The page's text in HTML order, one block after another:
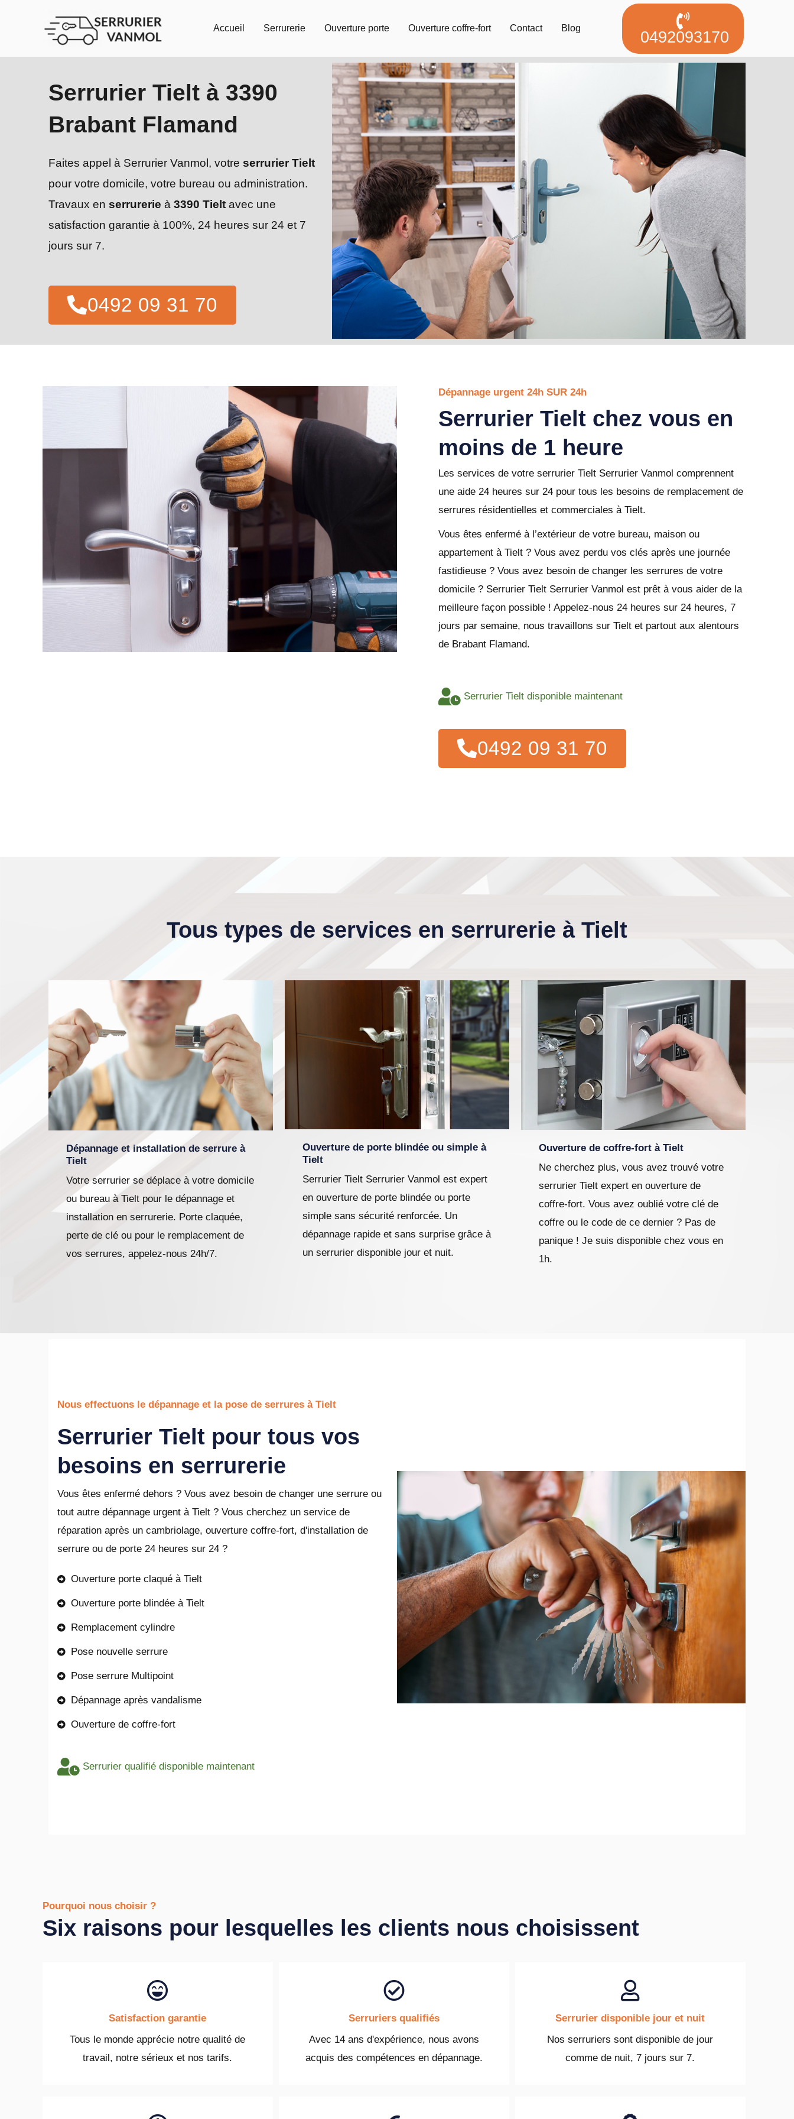
Accueil Serrurerie Ouverture porte Ouverture coffre-fort Contact Blog 0492093170
Serrurier Tielt à 3390
Brabant Flamand
Faites appel à Serrurier Vanmol, votre serrurier Tielt
pour votre domicile, votre bureau ou administration.
Travaux en serrurerie à 3390 Tielt avec une
satisfaction garantie à 100%, 24 heures sur 24 et 7
jours sur 7.
0492 09 31 70
Dépannage urgent 24h SUR 24h
Serrurier Tielt chez vous en
moins de 1 heure
Les services de votre serrurier Tielt Serrurier Vanmol comprennent
une aide 24 heures sur 24 pour tous les besoins de remplacement de
serrures résidentielles et commerciales à Tielt.
Vous êtes enfermé à l’extérieur de votre bureau, maison ou
appartement à Tielt ? Vous avez perdu vos clés après une journée
fastidieuse ? Vous avez besoin de changer les serrures de votre
domicile ? Serrurier Tielt Serrurier Vanmol est prêt à vous aider de la
meilleure façon possible ! Appelez-nous 24 heures sur 24 heures, 7
jours par semaine, nous travaillons sur Tielt et partout aux alentours
de Brabant Flamand.
Serrurier Tielt disponible maintenant
0492 09 31 70
Tous types de services en serrurerie à Tielt
Dépannage et installation de serrure à
Tielt
Votre serrurier se déplace à votre domicile
ou bureau à Tielt pour le dépannage et
installation en serrurerie. Porte claquée,
perte de clé ou pour le remplacement de
vos serrures, appelez-nous 24h/7.
Ouverture de porte blindée ou simple à
Tielt
Serrurier Tielt Serrurier Vanmol est expert
en ouverture de porte blindée ou porte
simple sans sécurité renforcée. Un
dépannage rapide et sans surprise grâce à
un serrurier disponible jour et nuit.
Ouverture de coffre-fort à Tielt
Ne cherchez plus, vous avez trouvé votre
serrurier Tielt expert en ouverture de
coffre-fort. Vous avez oublié votre clé de
coffre ou le code de ce dernier ? Pas de
panique ! Je suis disponible chez vous en
1h.
Nous effectuons le dépannage et la pose de serrures à Tielt
Serrurier Tielt pour tous vos
besoins en serrurerie
Vous êtes enfermé dehors ? Vous avez besoin de changer une serrure ou
tout autre dépannage urgent à Tielt ? Vous cherchez un service de
réparation après un cambriolage, ouverture coffre-fort, d'installation de
serrure ou de porte 24 heures sur 24 ?
Ouverture porte claqué à Tielt
Ouverture porte blindée à Tielt
Remplacement cylindre
Pose nouvelle serrure
Pose serrure Multipoint
Dépannage après vandalisme
Ouverture de coffre-fort
Serrurier qualifié disponible maintenant
Pourquoi nous choisir ?
Six raisons pour lesquelles les clients nous choisissent
Satisfaction garantie
Tous le monde apprécie notre qualité de
travail, notre sérieux et nos tarifs.
Serruriers qualifiés
Avec 14 ans d'expérience, nous avons
acquis des compétences en dépannage.
Serrurier disponible jour et nuit
Nos serruriers sont disponible de jour
comme de nuit, 7 jours sur 7.